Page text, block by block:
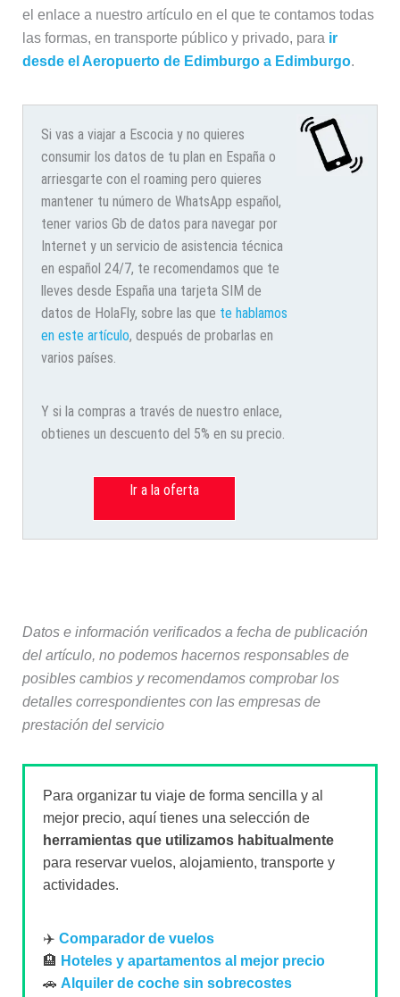
el enlace a nuestro artículo en el que te contamos todas
las formas, en transporte público y privado, para ir
desde el Aeropuerto de Edimburgo a Edimburgo.
Si vas a viajar a Escocia y no quieres
consumir los datos de tu plan en España o
arriesgarte con el roaming pero quieres
mantener tu número de WhatsApp español,
tener varios Gb de datos para navegar por
Internet y un servicio de asistencia técnica
en español 24/7, te recomendamos que te
lleves desde España una tarjeta SIM de
datos de HolaFly, sobre las que te hablamos
en este artículo, después de probarlas en
varios países.
Y si la compras a través de nuestro enlace,
obtienes un descuento del 5% en su precio.
Ir a la oferta
Datos e información verificados a fecha de publicación
del artículo, no podemos hacernos responsables de
posibles cambios y recomendamos comprobar los
detalles correspondientes con las empresas de
prestación del servicio
Para organizar tu viaje de forma sencilla y al
mejor precio, aquí tienes una selección de
herramientas que utilizamos habitualmente
para reservar vuelos, alojamiento, transporte y
actividades.
✈️ Comparador de vuelos
🏨 Hoteles y apartamentos al mejor precio
🚗 Alquiler de coche sin sobrecostes